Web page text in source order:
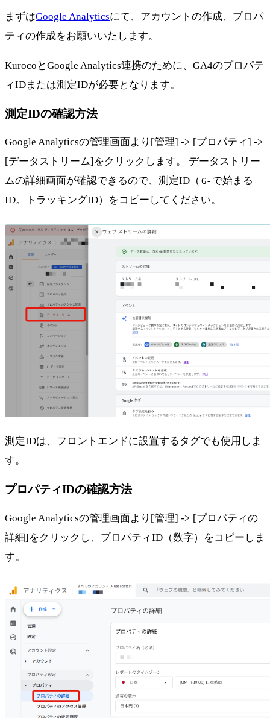
まずはGoogle Analyticsにて、アカウントの作成、プロパ
ティの作成をお願いいたします。
KurocoとGoogle Analytics連携のために、GA4のプロパテ
ィIDまたは測定IDが必要となります。
測定IDの確認方法
Google Analyticsの管理画面より[管理] -> [プロパティ] ->
[データストリーム]をクリックします。 データストリー
ムの詳細画面が確認できるので、測定ID（ G- で始まる
ID。トラッキングID）をコピーしてください。
測定IDは、フロントエンドに設置するタグでも使用しま
す。
プロパティIDの確認方法
Google Analyticsの管理画面より[管理] -> [プロパティの
詳細]をクリックし、プロパティID（数字）をコピーしま
す。